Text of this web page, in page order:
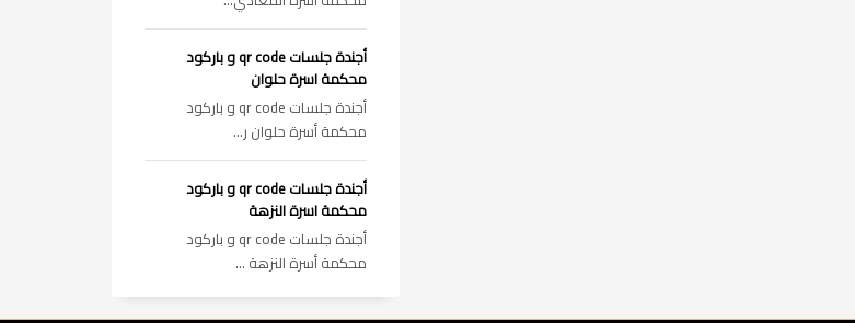
أجندة جلسات qr code و باركود
محكمة اسرة حلوان
أجندة جلسات qr code و باركود
محكمة أسرة حلوان ر...
أجندة جلسات qr code و باركود
محكمة اسرة النزهة
أجندة جلسات qr code و باركود
محكمة أسرة النزهة ...